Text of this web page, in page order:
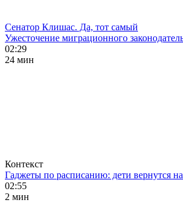
Сенатор Клишас. Да, тот самый
Ужесточение миграционного
02:29
24 мин
Контекст
Гаджеты по расписанию: дети вернутся
02:55
2 мин